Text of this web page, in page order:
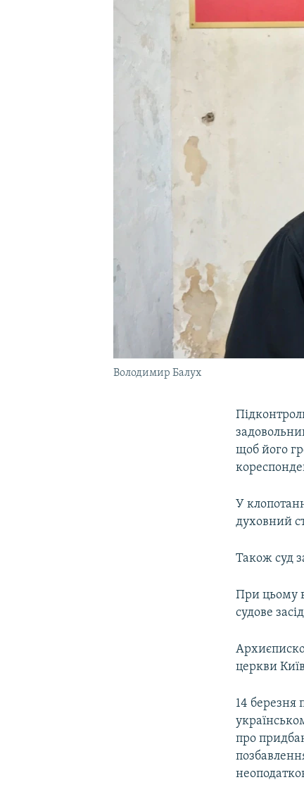
Володимир Балух
щоб його
У
духовний
Також суд
При цьому
судове
церкви
14
про